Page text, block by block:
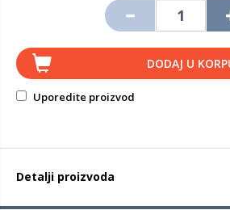
DODAJ U
Uporedite proizvod
Detalji proizvoda